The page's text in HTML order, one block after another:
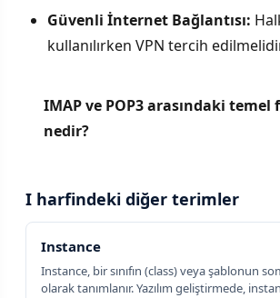
Güvenli İnternet Bağlantısı:
kullanılırken VPN tercih
IMAP ve POP3 arasındaki temel
nedir?
I harfindeki diğer terimler
Instance
Instance, bir sınıfın (class) veya şablonun
olarak tanımlanır. Yazılım geliştirmede,